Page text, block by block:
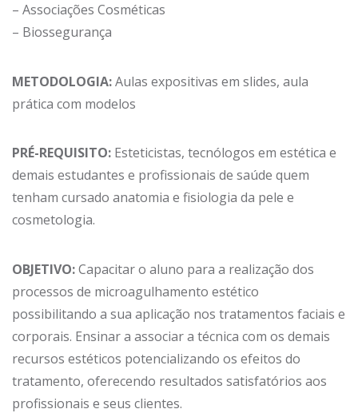
– Associações Cosméticas
– Biossegurança
METODOLOGIA:Aulas expositivas em slides, aula
prática com modelos
PRÉ-REQUISITO: Esteticistas, tecnólogos em estética e
demais estudantes e profissionais de saúde quem
tenham cursado anatomia e fisiologia da pele e
cosmetologia.
OBJETIVO:Capacitar o aluno para a realização dos
processos de microagulhamento estético
possibilitando a sua aplicação nos tratamentos faciais e
corporais. Ensinar a associar a técnica com os demais
recursos estéticos potencializando os efeitos do
tratamento, oferecendo resultados satisfatórios aos
profissionais e seus clientes.